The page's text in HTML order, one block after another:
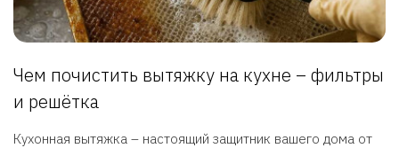
Чем почистить вытяжку на кухне – фильтры
и решётка
Кухонная вытяжка – настоящий защитник вашего дома от